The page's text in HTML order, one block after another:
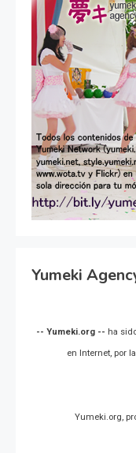
Yumeki
-- Yumeki.org -- ha
en Internet, por
Yumeki.org,